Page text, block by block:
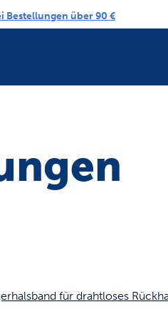
Bestellungen über 90 €
für drahtloses